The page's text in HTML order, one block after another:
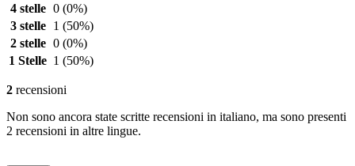
4 stelle 0 (0%)
3 stelle
1 (50%)
2 stelle 0 (0%)
1 Stelle 1 (50%)
2 recensioni
Non sono ancora state scritte recensioni in italiano, ma sono presenti
2 recensioni in altre lingue.